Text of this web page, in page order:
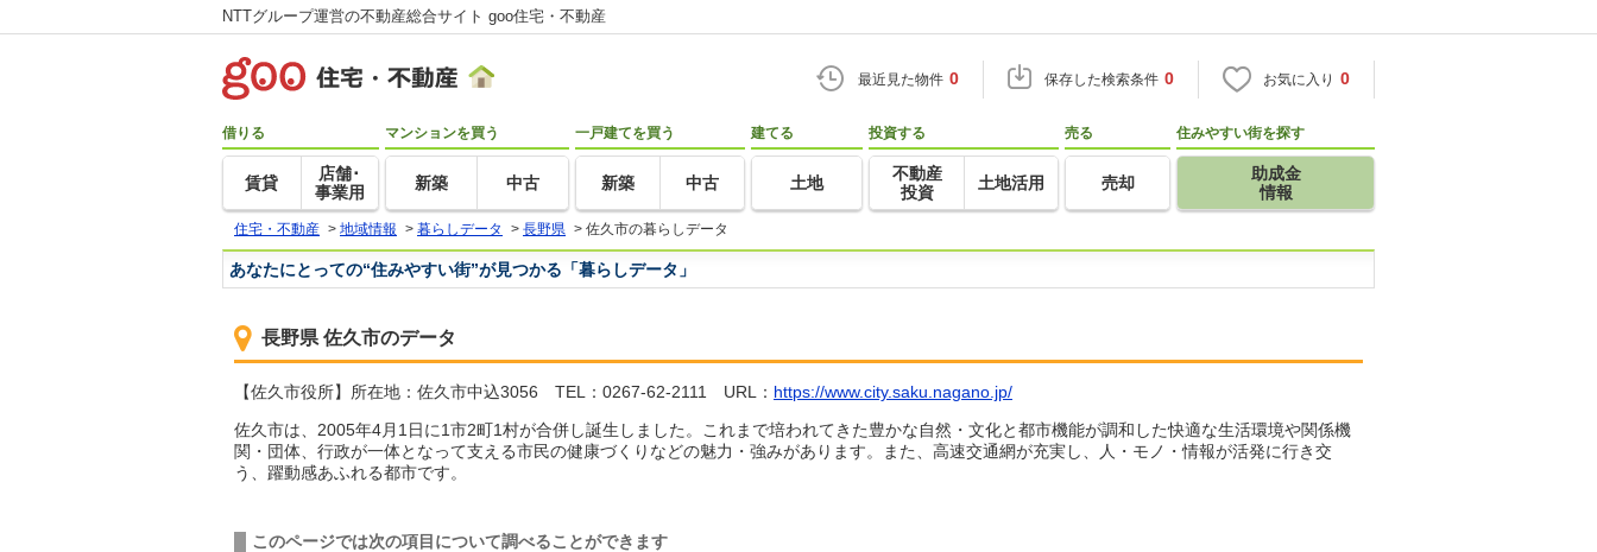
NTTグループ運営の不動産総合サイト goo住宅・不動産
最近見た物件 0 保存した検索条件 0 お気に入り 0
借りる
賃貸
店舗･
事業用
マンションを買う
新築 中古
一戸建てを買う
新築 中古
建てる
土地
投資する
不動産
投資
土地活用
売る
売却
住みやすい街を探す
助成金
情報
住宅・不動産 > 地域情報 > 暮らしデータ > 長野県 > 佐久市の暮らしデータ
あなたにとっての“住みやすい街”が見つかる「暮らしデータ」
長野県 佐久市のデータ
【佐久市役所】所在地：佐久市中込3056 TEL：0267-62-2111 URL： https://www.city.saku.nagano.jp/
佐久市は、2005年4月1日に1市2町1村が合併し誕生しました。これまで培われてきた豊かな自然・文化と都市機能が調和した快適な生活環境や関係機
関・団体、行政が一体となって支える市民の健康づくりなどの魅力・強みがあります。また、高速交通網が充実し、人・モノ・情報が活発に行き交
う、躍動感あふれる都市です。
このページでは次の項目について調べることができます